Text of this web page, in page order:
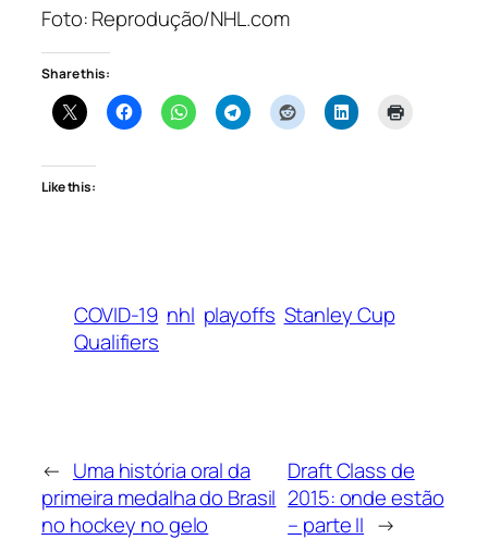
Foto: Reprodução/NHL.com
Share this:
Like this:
COVID-19 nhl playoffs Stanley Cup
Qualifiers
← Uma história oral da
primeira medalha do Brasil
no hockey no gelo
Draft Class de
2015: onde estão
– parte II →